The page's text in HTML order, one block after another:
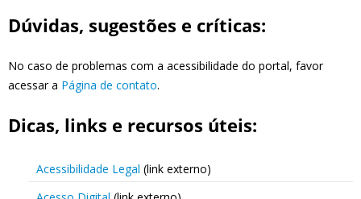
Dúvidas, sugestões e críticas:
No caso de problemas com a acessibilidade do portal, favor
acessar a Página de contato.
Dicas, links e recursos úteis:
Acessibilidade Legal (link externo)